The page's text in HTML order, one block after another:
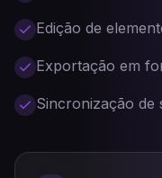
Edição de
Exportação em
Sincronização de